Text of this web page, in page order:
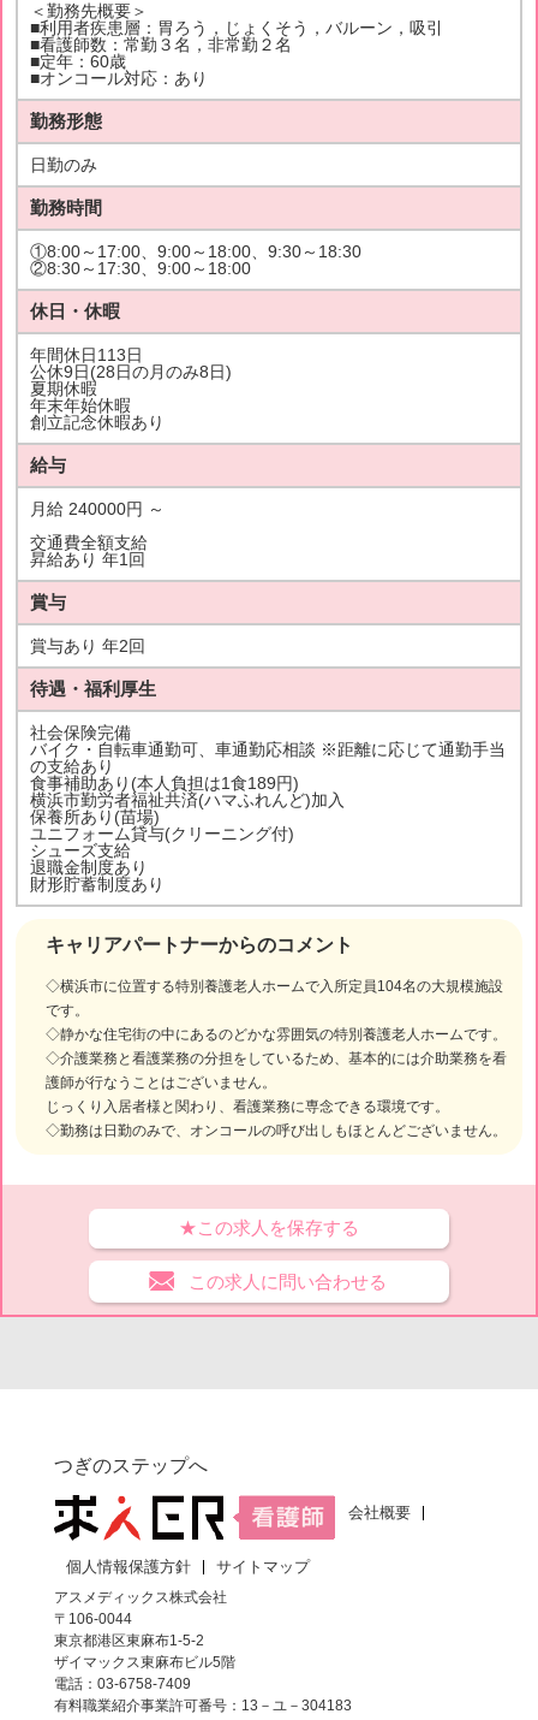
キャリアパートナーからのコメント
◇横浜市に位置する特別養護老人ホームで入所定員104名の大規模施設
です。
◇静かな住宅街の中にあるのどかな雰囲気の特別養護老人ホームです。
◇介護業務と看護業務の分担をしているため、基本的には介助業務を看
護師が行なうことはございません。
じっくり入居者様と関わり、看護業務に専念できる環境です。
◇勤務は日勤のみで、オンコールの呼び出しもほとんどございません。
＜勤務先概要＞
■利用者疾患層：胃ろう，じょくそう，バルーン，吸引
■看護師数：常勤３名，非常勤２名
■定年：60歳
■オンコール対応：あり
勤務形態
日勤のみ
勤務時間
①8:00～17:00、9:00～18:00、9:30～18:30
②8:30～17:30、9:00～18:00
休日・休暇
年間休日113日
公休9日(28日の月のみ8日)
夏期休暇
年末年始休暇
創立記念休暇あり
給与
月給 240000円 ～
交通費全額支給
昇給あり 年1回
賞与
賞与あり 年2回
待遇・福利厚生
社会保険完備
バイク・自転車通勤可、車通勤応相談 ※距離に応じて通勤手当
の支給あり
食事補助あり(本人負担は1食189円)
横浜市勤労者福祉共済(ハマふれんど)加入
保養所あり(苗場)
ユニフォーム貸与(クリーニング付)
シューズ支給
退職金制度あり
財形貯蓄制度あり
★この求人を保存する
この求人に問い合わせる
つぎのステップへ
会社概要
個人情報保護方針
サイトマップ
アスメディックス株式会社
〒106-0044
東京都港区東麻布1-5-2
ザイマックス東麻布ビル5階
電話：03-6758-7409
有料職業紹介事業許可番号：13－ユ－304183